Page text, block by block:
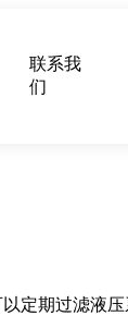
联系我
们
定期过滤液